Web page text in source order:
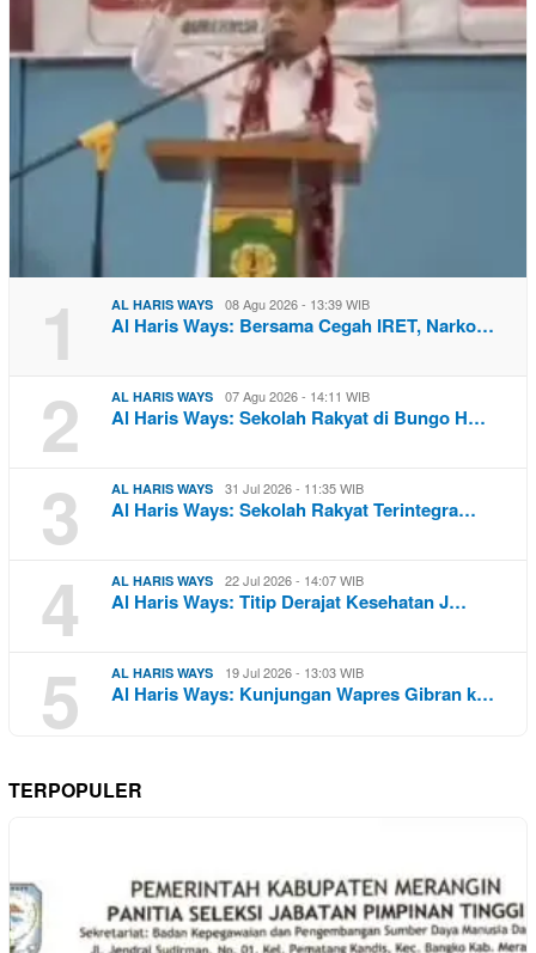
1 AL HARIS WAYS 08 Agu 2026 - 13:39 WIB
Al Haris Ways: Bersama Cegah IRET, Narko…
2 AL HARIS WAYS 07 Agu 2026 - 14:11 WIB
Al Haris Ways: Sekolah Rakyat di Bungo H…
3 AL HARIS WAYS 31 Jul 2026 - 11:35 WIB
Al Haris Ways: Sekolah Rakyat Terintegra…
4 AL HARIS WAYS 22 Jul 2026 - 14:07 WIB
Al Haris Ways: Titip Derajat Kesehatan J…
5 AL HARIS WAYS 19 Jul 2026 - 13:03 WIB
Al Haris Ways: Kunjungan Wapres Gibran k…
TERPOPULER